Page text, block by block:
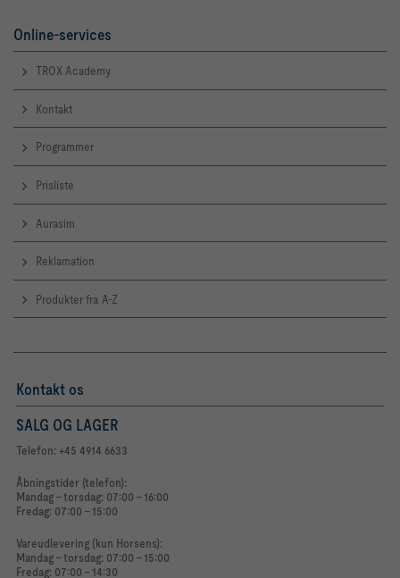
Online-services
TROX Academy
Kontakt
Programmer
Prisliste
Aurasim
Reklamation
Produkter fra A-Z
Kontakt os
SALG OG LAGER
Telefon: +45 4914 6633
Åbningstider (telefon):
Mandag - torsdag: 07:00 - 16:00
Fredag: 07:00 - 15:00
Vareudlevering (kun Horsens):
Mandag - torsdag: 07:00 - 15:00
Fredag: 07:00 - 14:30